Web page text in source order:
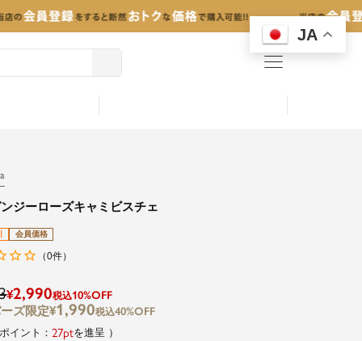
JA
menu
ジーローズキャミビスチェ
会員価格
（0件）
¥2,990税込10%OFF
¥1,990税込40%OFF
27 を進呈